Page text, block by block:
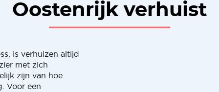
Oostenrijk verhuist
is verhuizen altijd
met zich
zijn van hoe
Voor een